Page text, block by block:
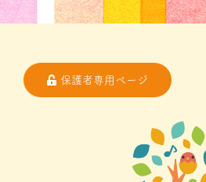
保護者専用ページ